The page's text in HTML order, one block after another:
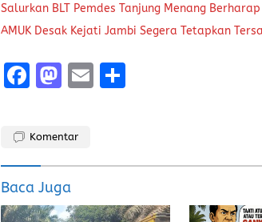
Salurkan BLT Pemdes Tanjung Menang
AMUK Desak Kejati Jambi Segera Tetapkan
F
ce
o
o
M
st
d
o
E
Komentar
Baca Juga